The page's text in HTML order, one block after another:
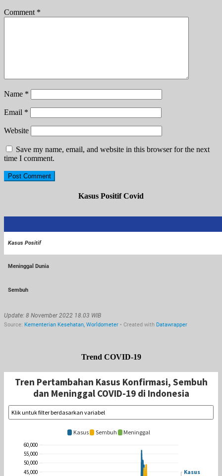
Comment *
Name *
Email *
Website
Save my name, email, and website in this browser for the next
time I comment.
Kasus Positif Covid
Trend COVID-19